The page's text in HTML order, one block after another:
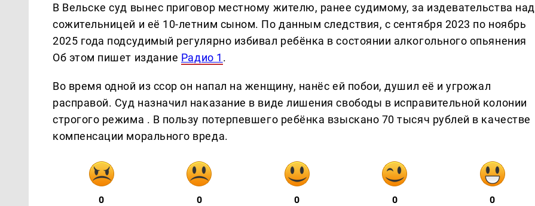
В Вельске суд вынес приговор местному жителю, ранее судимому, за издевательства над
сожительницей и её 10-летним сыном. По данным следствия, с сентября 2023 по ноябрь
2025 года подсудимый регулярно избивал ребёнка в состоянии алкогольного опьянения
Об этом пишет издание Радио 1 .
Во время одной из ссор он напал на женщину, нанёс ей побои, душил её и угрожал
расправой. Суд назначил наказание в виде лишения свободы в исправительной колонии
строгого режима . В пользу потерпевшего ребёнка взыскано 70 тысяч рублей в качестве
компенсации морального вреда.
0 0 0 0 0